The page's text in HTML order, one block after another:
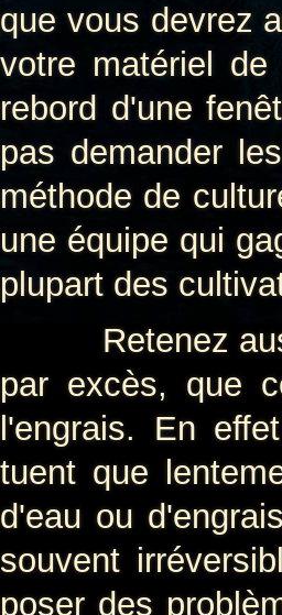
que vous devrez
votre matériel
rebord d'une
pas demander
méthode de
une équipe qui
plupart des
Retenez aussi
par excès, que
l'engrais. En
tuent que
d'eau ou
souvent
poser des